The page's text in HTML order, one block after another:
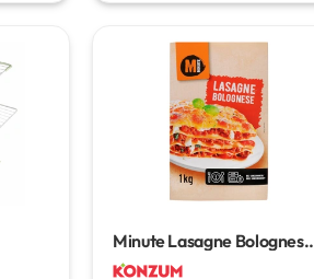
Minute Lasagne Bolognese
1000g